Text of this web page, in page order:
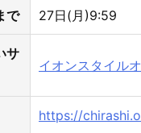
で
27日(月)9:59
サ
イオンスタイル
https://